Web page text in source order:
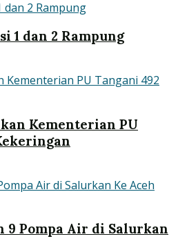
1 dan 2 Rampung
Kementerian PU
9 Pompa Air di Salurkan